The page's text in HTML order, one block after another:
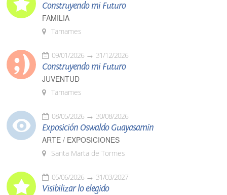
Construyendo mi Futuro
FAMILIA
Tamames
09/01/2026 31/12/2026
Construyendo mi Futuro
JUVENTUD
Tamames
08/05/2026 30/08/2026
Exposición Oswaldo Guayasamín
ARTE / EXPOSICIONES
Santa Marta de Tormes
05/06/2026 31/03/2027
Visibilizar lo elegido